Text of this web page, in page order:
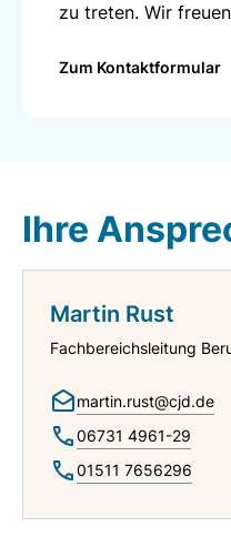
zu treten. Wir
Zum Kontaktformular
Ihre
Martin Rust
Fachbereichsleitung
martin.rust@cjd.de
06731 4961-29
01511 7656296